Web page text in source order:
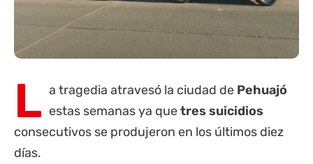
L a tragedia atravesó la ciudad de Pehuajó
estas semanas ya quetres suicidios
consecutivos se produjeron en los últimos diez
días.